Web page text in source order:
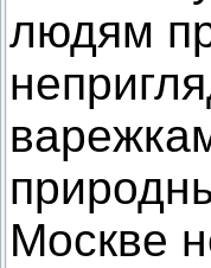
людям
Москве